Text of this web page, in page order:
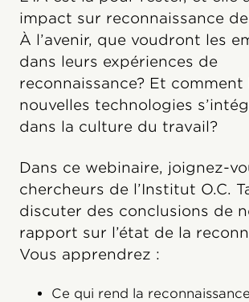
impact sur reconnaissance
À l’avenir, que voudront les
dans leurs expériences de
reconnaissance? Et comment
nouvelles technologies
dans la culture du travail?
Dans ce webinaire, joignez-
chercheurs de l’Institut O.C.
discuter des conclusions de
rapport sur l’état de la
Vous apprendrez :
Ce qui rend la